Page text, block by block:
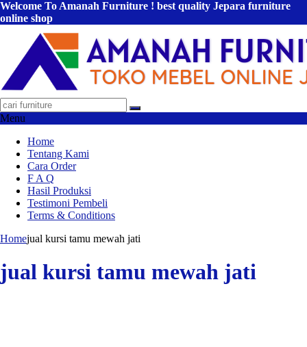
Welcome To Amanah Furniture ! best quality Jepara furniture
online shop
Menu
Home
Tentang Kami
Cara Order
F A Q
Hasil Produksi
Testimoni Pembeli
Terms & Conditions
Homejual kursi tamu mewah jati
jual kursi tamu mewah jati